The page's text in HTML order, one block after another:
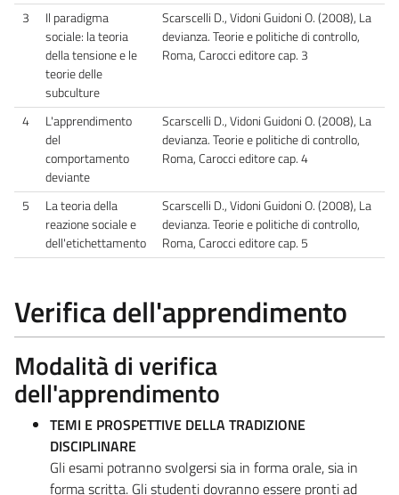
3
Il paradigma
sociale: la teoria
della tensione e le
teorie delle
subculture
Scarscelli D., Vidoni Guidoni O. (2008), La
devianza. Teorie e politiche di controllo,
Roma, Carocci editore cap. 3
4
L'apprendimento
del
comportamento
deviante
Scarscelli D., Vidoni Guidoni O. (2008), La
devianza. Teorie e politiche di controllo,
Roma, Carocci editore cap. 4
5
La teoria della
reazione sociale e
dell'etichettamento
Scarscelli D., Vidoni Guidoni O. (2008), La
devianza. Teorie e politiche di controllo,
Roma, Carocci editore cap. 5
Verifica dell'apprendimento
Modalità di verifica
dell'apprendimento
TEMI E PROSPETTIVE DELLA TRADIZIONE
DISCIPLINARE
Gli esami potranno svolgersi sia in forma orale, sia in
forma scritta. Gli studenti dovranno essere pronti ad